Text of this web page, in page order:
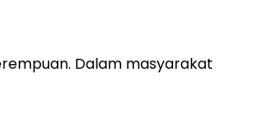
Dalam masyarakat